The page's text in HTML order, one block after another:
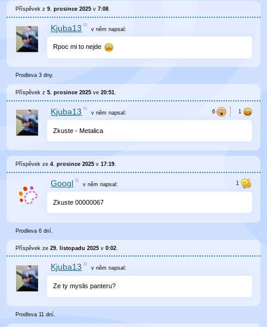
Příspěvek z9. prosince 2025 v7:08
Kjuba13 v němnapsal:
Rpoc mi to nejde
Prodleva 3 dny.
Příspěvek z5. prosince 2025 ve20:51.
Kjuba13 v němnapsal:
Zkuste - Metalica
Příspěvek ze4. prosince 2025 v17:19.
Googl v němnapsal:
Zkuste 00000067
Prodleva 6 dní.
Příspěvek ze29. listopadu 2025 v0:02
Kjuba13 v němnapsal:
Ze ty myslis panteru?
Prodleva 11 dní.